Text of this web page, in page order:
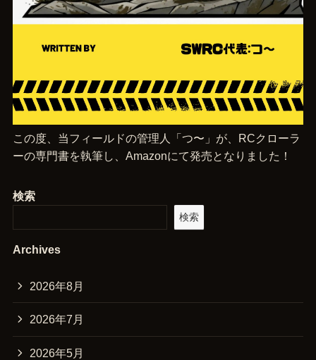
この度、当フィールドの管理人「つ〜」が、RCクローラ
ーの専門書を執筆し、Amazonにて発売となりました！
検索
検索
Archives
2026年8月
2026年7月
2026年5月